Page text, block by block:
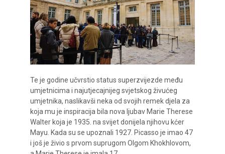
Te je godine učvrstio status superzvijezde među
umjetnicima i najutjecajnijeg svjetskog živućeg
umjetnika, naslikavši neka od svojih remek djela za
koja mu je inspiracija bila nova ljubav Marie Therese
Walter koja je 1935. na svijet donijela njihovu kćer
Mayu. Kada su se upoznali 1927. Picasso je imao 47
i još je živio s prvom suprugom Olgom Khokhlovom,